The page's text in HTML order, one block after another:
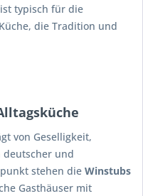
typisch für die
die Tradition und
von Geselligkeit,
und
stehen die Winstubs
Gasthäuser mit